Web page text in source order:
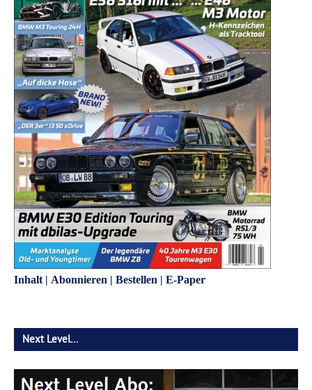
Inhalt | Abonnieren | Bestellen | E-Paper
Next Level…